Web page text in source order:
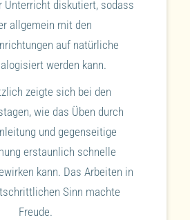
Unterricht diskutiert, sodass
allgemein mit den
auf natürliche
werden kann.
zeigte sich bei den
wie das Üben durch
und gegenseitige
erstaunlich schnelle
kann. Das Arbeiten in
Sinn machte
Freude.